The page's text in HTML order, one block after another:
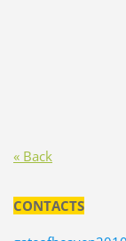
« Back
CONTACTS